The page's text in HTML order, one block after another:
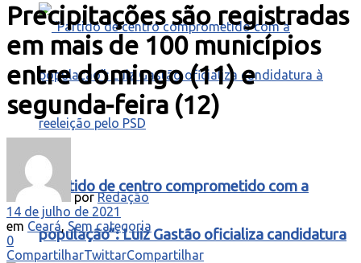
“Partido de centro comprometido com a
população”: Luiz Gastão oficializa candidatura
Precipitações são registradas
em mais de 100 municípios
entre domingo (11) e
segunda-feira (12)
por Redação
14 de julho de 2021
em Ceará, Sem categoria
0
CompartilharTwittarCompartilhar